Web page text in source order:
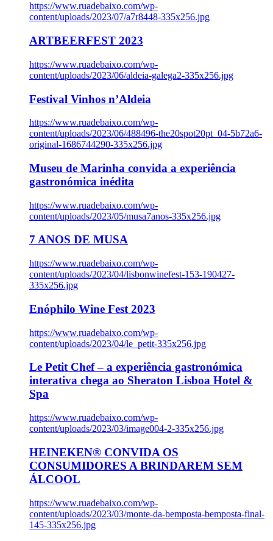
https://www.ruadebaixo.com/wp-
content/uploads/2023/07/a7r8448-335x256.jpg
ARTBEERFEST 2023
https://www.ruadebaixo.com/wp-
content/uploads/2023/06/aldeia-galega2-335x256.jpg
Festival Vinhos n’Aldeia
https://www.ruadebaixo.com/wp-
content/uploads/2023/06/488496-the20spot20pt_04-5b72a6-
original-1686744290-335x256.jpg
Museu de Marinha convida a experiência
gastronómica inédita
https://www.ruadebaixo.com/wp-
content/uploads/2023/05/musa7anos-335x256.jpg
7 ANOS DE MUSA
https://www.ruadebaixo.com/wp-
content/uploads/2023/04/lisbonwinefest-153-190427-
335x256.jpg
Enóphilo Wine Fest 2023
https://www.ruadebaixo.com/wp-
content/uploads/2023/04/le_petit-335x256.jpg
Le Petit Chef – a experiência gastronómica
interativa chega ao Sheraton Lisboa Hotel &
Spa
https://www.ruadebaixo.com/wp-
content/uploads/2023/03/image004-2-335x256.jpg
HEINEKEN® CONVIDA OS
CONSUMIDORES A BRINDAREM SEM
ÁLCOOL
https://www.ruadebaixo.com/wp-
content/uploads/2023/03/monte-da-bemposta-bemposta-final-
145-335x256.jpg